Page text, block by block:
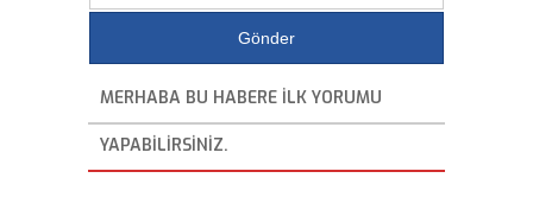
MERHABA BU HABERE ILK YORUMU
YAPABILIRSINIZ.